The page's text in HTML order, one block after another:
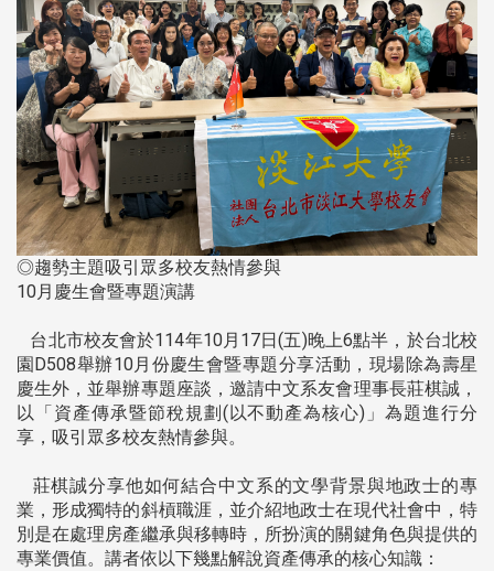
◎趨勢主題吸引眾多校友熱情參與
10月慶生會暨專題演講
台北市校友會於114年10月17日(五)晚上6點半，於台北校
園D508舉辦10月份慶生會暨專題分享活動，現場除為壽星
慶生外，並舉辦專題座談，邀請中文系友會理事長莊棋誠，
以「資產傳承暨節稅規劃(以不動產為核心)」為題進行分
享，吸引眾多校友熱情參與。
莊棋誠分享他如何結合中文系的文學背景與地政士的專
業，形成獨特的斜槓職涯，並介紹地政士在現代社會中，特
別是在處理房產繼承與移轉時，所扮演的關鍵角色與提供的
專業價值。講者依以下幾點解說資產傳承的核心知識：